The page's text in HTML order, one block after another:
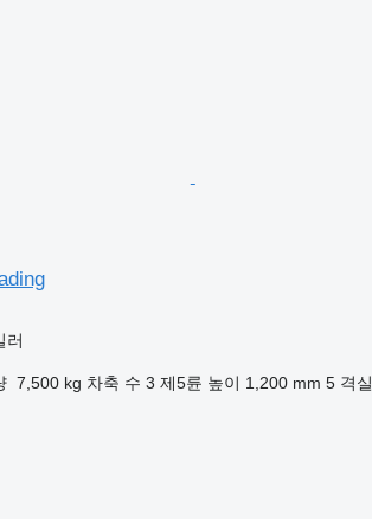
러
7,500 kg 차축 수 3 제5륜 높이 1,200 mm 5 격실